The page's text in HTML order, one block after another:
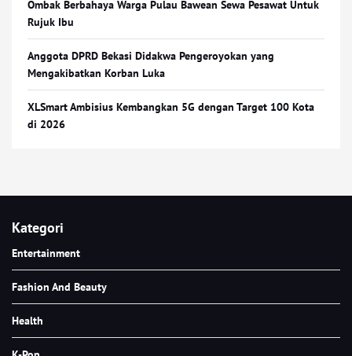
Ombak Berbahaya Warga Pulau Bawean Sewa Pesawat Untuk
Rujuk Ibu
Anggota DPRD Bekasi Didakwa Pengeroyokan yang
Mengakibatkan Korban Luka
XLSmart Ambisius Kembangkan 5G dengan Target 100 Kota
di 2026
Kategori
Entertainment
Fashion And Beauty
Health